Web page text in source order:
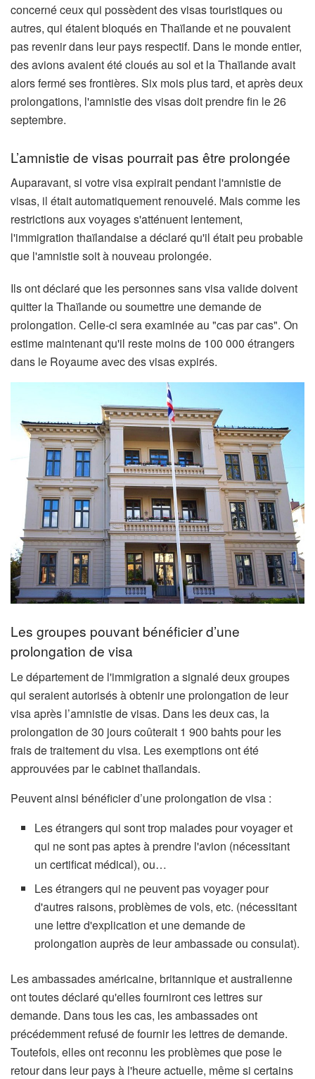
concerné ceux qui possèdent des visas touristiques ou
autres, qui étaient bloqués en Thaïlande et ne pouvaient
pas revenir dans leur pays respectif. Dans le monde entier,
des avions avaient été cloués au sol et la Thaïlande avait
alors fermé ses frontières. Six mois plus tard, et après deux
prolongations, l'amnistie des visas doit prendre fin le 26
septembre.
L’amnistie de visas pourrait pas être prolongée
Auparavant, si votre visa expirait pendant l'amnistie de
visas, il était automatiquement renouvelé. Mais comme les
restrictions aux voyages s'atténuent lentement,
l'immigration thaïlandaise a déclaré qu'il était peu probable
que l'amnistie soit à nouveau prolongée.
Ils ont déclaré que les personnes sans visa valide doivent
quitter la Thaïlande ou soumettre une demande de
prolongation. Celle-ci sera examinée au "cas par cas". On
estime maintenant qu'il reste moins de 100 000 étrangers
dans le Royaume avec des visas expirés.
Les groupes pouvant bénéficier d’une
prolongation de visa
Le département de l'immigration a signalé deux groupes
qui seraient autorisés à obtenir une prolongation de leur
visa après l’amnistie de visas. Dans les deux cas, la
prolongation de 30 jours coûterait 1 900 bahts pour les
frais de traitement du visa. Les exemptions ont été
approuvées par le cabinet thaïlandais.
Peuvent ainsi bénéficier d’une prolongation de visa :
Les étrangers qui sont trop malades pour voyager et
qui ne sont pas aptes à prendre l'avion (nécessitant
un certificat médical), ou…
Les étrangers qui ne peuvent pas voyager pour
d'autres raisons, problèmes de vols, etc. (nécessitant
une lettre d'explication et une demande de
prolongation auprès de leur ambassade ou consulat).
Les ambassades américaine, britannique et australienne
ont toutes déclaré qu'elles fourniront ces lettres sur
demande. Dans tous les cas, les ambassades ont
précédemment refusé de fournir les lettres de demande.
Toutefois, elles ont reconnu les problèmes que pose le
retour dans leur pays à l'heure actuelle, même si certains